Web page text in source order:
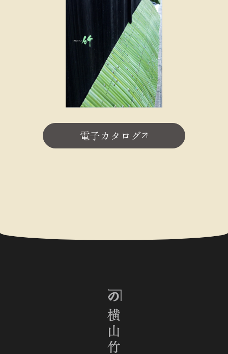
電子カタログ